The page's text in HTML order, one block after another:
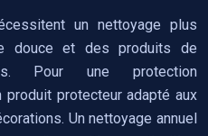
un nettoyage plus
douce et des produits de
Pour une protection
produit protecteur adapté aux
Un nettoyage annuel